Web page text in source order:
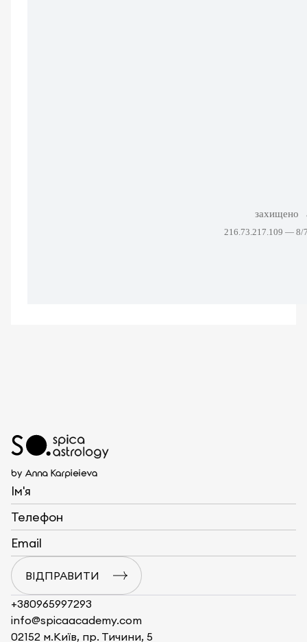
+380965997293
info@spicaacademy.com
02152 м.Київ, пр. Тичини, 5